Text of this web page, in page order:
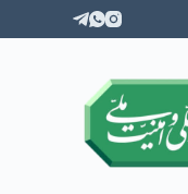
ر